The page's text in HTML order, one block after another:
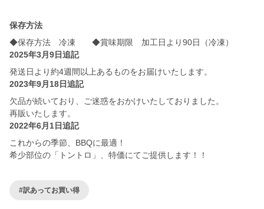
保存方法
◆保存方法 冷凍 ◆賞味期限 加工日より90日（冷凍）
2025年3月9日追記
発送日より約4週間以上あるものをお届けいたします。
2023年9月18日追記
欠品が続いており、ご迷惑をおかけいたしておりました。
再販いたします。
2022年6月1日追記
これからの季節、BBQに最適！
希少部位の「トントロ」、特価にてご提供します！！
#訳あってお買い得